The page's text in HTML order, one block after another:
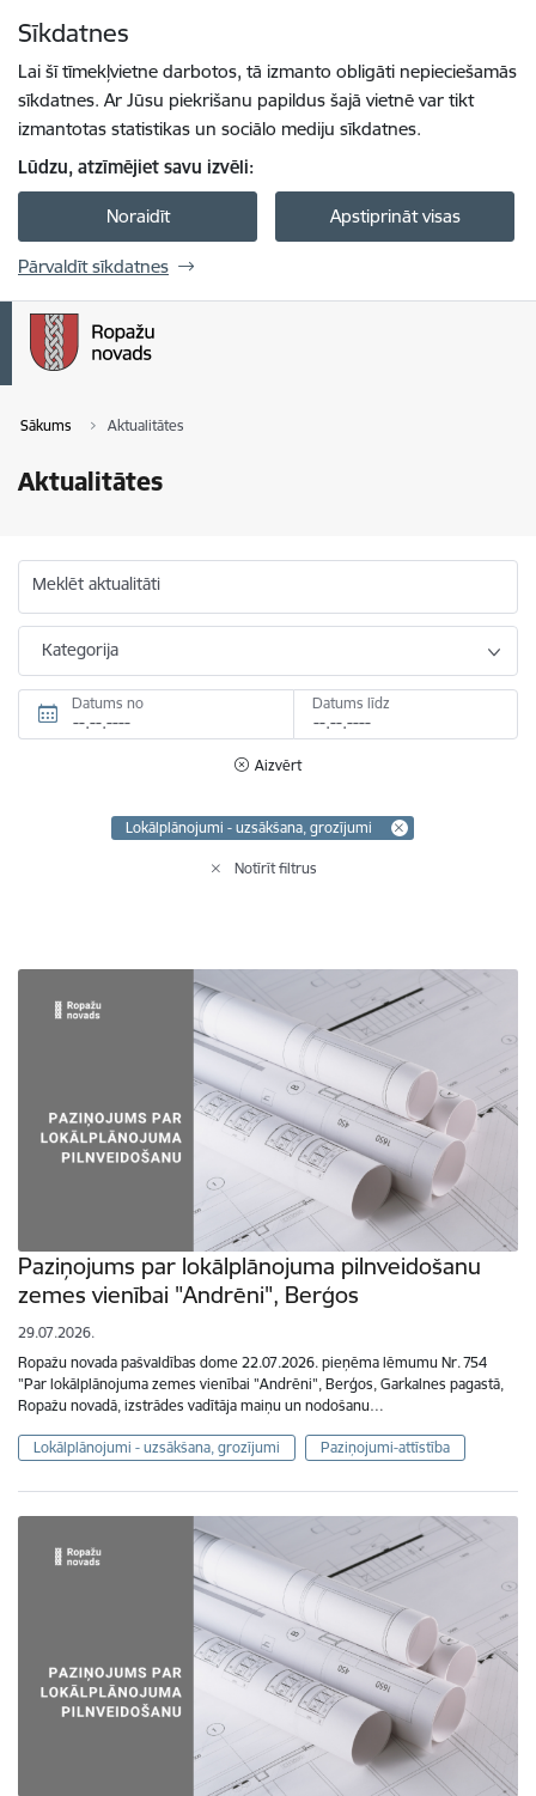
Sīkdatnes
Lai šī tīmekļvietne darbotos, tā izmanto obligāti nepieciešamās
sīkdatnes. Ar Jūsu piekrišanu papildus šajā vietnē var tikt
izmantotas statistikas un sociālo mediju sīkdatnes.
Lūdzu, atzīmējiet savu izvēli:
Noraidīt Apstiprināt visas
Pārvaldīt sīkdatnes
Sākums Aktualitātes
Aktualitātes
Meklēt aktualitāti
Kategorija
Datums no Datums līdz
Aizvērt
Lokālplānojumi - uzsākšana, grozījumi
Notīrīt filtrus
Paziņojums par lokālplānojuma pilnveidošanu
zemes vienībai "Andrēni", Berģos
29.07.2026.
Ropažu novada pašvaldības dome 22.07.2026. pieņēma lēmumu Nr. 754
"Par lokālplānojuma zemes vienībai "Andrēni", Berģos, Garkalnes pagastā,
Ropažu novadā, izstrādes vadītāja maiņu un nodošanu…
Lokālplānojumi - uzsākšana, grozījumi Paziņojumi-attīstība